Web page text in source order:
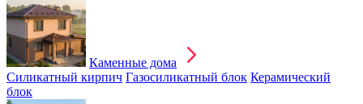
Каменные дома
Силикатный кирпич Газосиликатный блок Керамический
блок